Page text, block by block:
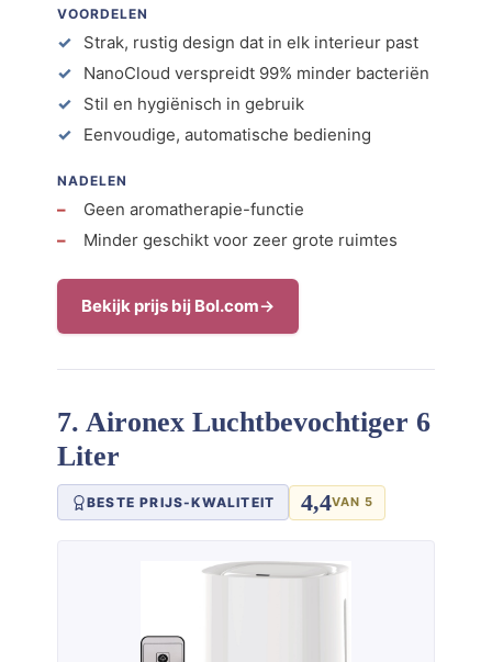
VOORDELEN
Strak, rustig design dat in elk interieur past
NanoCloud verspreidt 99% minder bacteriën
Stil en hygiënisch in gebruik
Eenvoudige, automatische bediening
NADELEN
Geen aromatherapie-functie
Minder geschikt voor zeer grote ruimtes
Bekijk prijs bij Bol.com
7. Aironex Luchtbevochtiger 6
Liter
BESTE PRIJS-KWALITEIT 4,4VAN 5